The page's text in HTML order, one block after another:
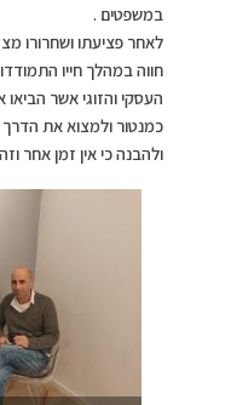
במשפטים .
חווה במהלך חייו
העסקי והזוגי אשר הביאו
כמנטור ולמצוא את
ולהבנה כי אין זמן אחר